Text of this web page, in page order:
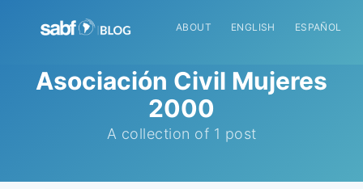
ABOUT ENGLISH ESPAÑOL
Asociación Civil Mujeres
2000
A collection of 1 post